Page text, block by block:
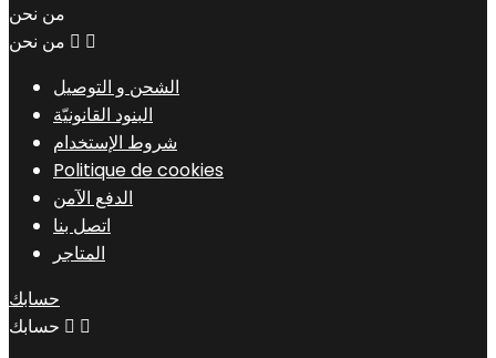
من نحن
من نحن  
الشحن و التوصيل
البنود القانونيّة
شروط الإستخدام
Politique de cookies
الدفع الآمن
اتصل بنا
المتاجر
حسابك
حسابك  